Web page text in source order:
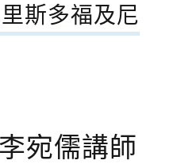
斯多福及尼
宛儒講師